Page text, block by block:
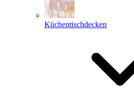
Küchentischdecken